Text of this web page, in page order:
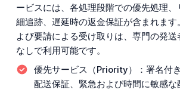
ービスには、各処理段階での優先処理
細追跡、遅延時の返金保証が含まれま
よび要請による受け取りは、専門の発
なしで利用可能です。
優先サービス（Priority）： 署名付
配送保証、緊急および時間に敏感な